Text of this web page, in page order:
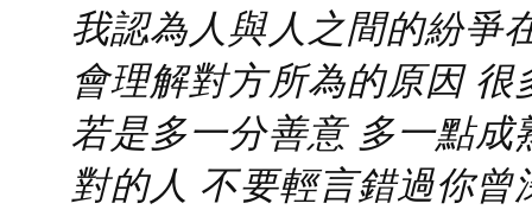
我認為人與人之間的紛爭
會理解對方所為的原因
若是多一分善意 多一點
對的人 不要輕言錯過你曾